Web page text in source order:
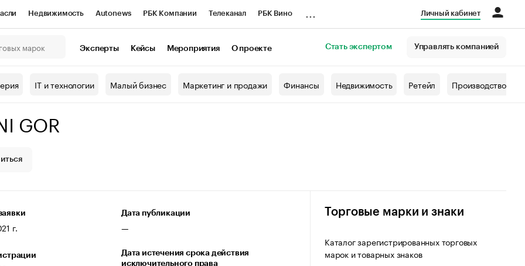
Недвижимость Autonews РБК Компании Телеканал РБК Вино
Проверка контрагентов
Личный кабинет
Эксперты Кейсы Мероприятия О проекте Стать экспертом Управлять компанией
IT и технологии Малый бизнес Маркетинг и продажи Финансы Недвижимость Ретейл Производство
GOR
г.
Дата публикации
—
Дата истечения срока действия
исключительного права
Торговые марки и знаки
Каталог зарегистрированных торговых
марок и товарных знаков